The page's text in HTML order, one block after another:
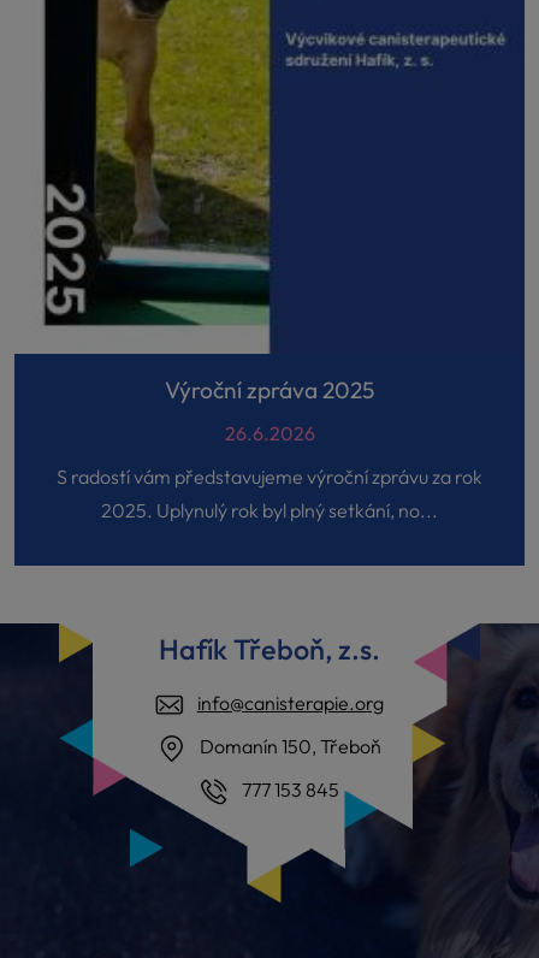
Výroční zpráva 2025
26.6.2026
S radostí vám představujeme výroční zprávu za rok
2025. Uplynulý rok byl plný setkání, no...
Hafík Třeboň, z.s.
info@canisterapie.org
Domanín 150, Třeboň
777 153 845